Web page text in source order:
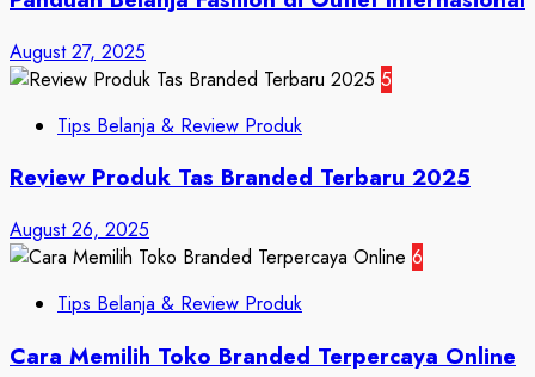
August 27, 2025
5
Tips Belanja & Review Produk
Review Produk Tas Branded Terbaru 2025
August 26, 2025
6
Tips Belanja & Review Produk
Cara Memilih Toko Branded Terpercaya Online